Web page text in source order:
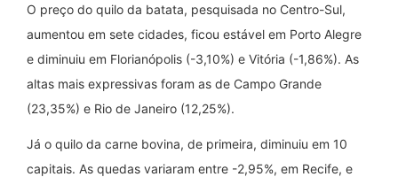
O preço do quilo da batata, pesquisada no Centro-Sul,
aumentou em sete cidades, ficou estável em Porto Alegre
e diminuiu em Florianópolis (-3,10%) e Vitória (-1,86%). As
altas mais expressivas foram as de Campo Grande
(23,35%) e Rio de Janeiro (12,25%).
Já o quilo da carne bovina, de primeira, diminuiu em 10
capitais. As quedas variaram entre -2,95%, em Recife, e